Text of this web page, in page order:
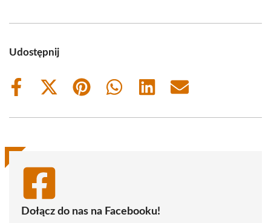
Udostępnij
Share
Share
(Twitter)
Share
Share
Share
Share
Dołącz do nas na Facebooku!